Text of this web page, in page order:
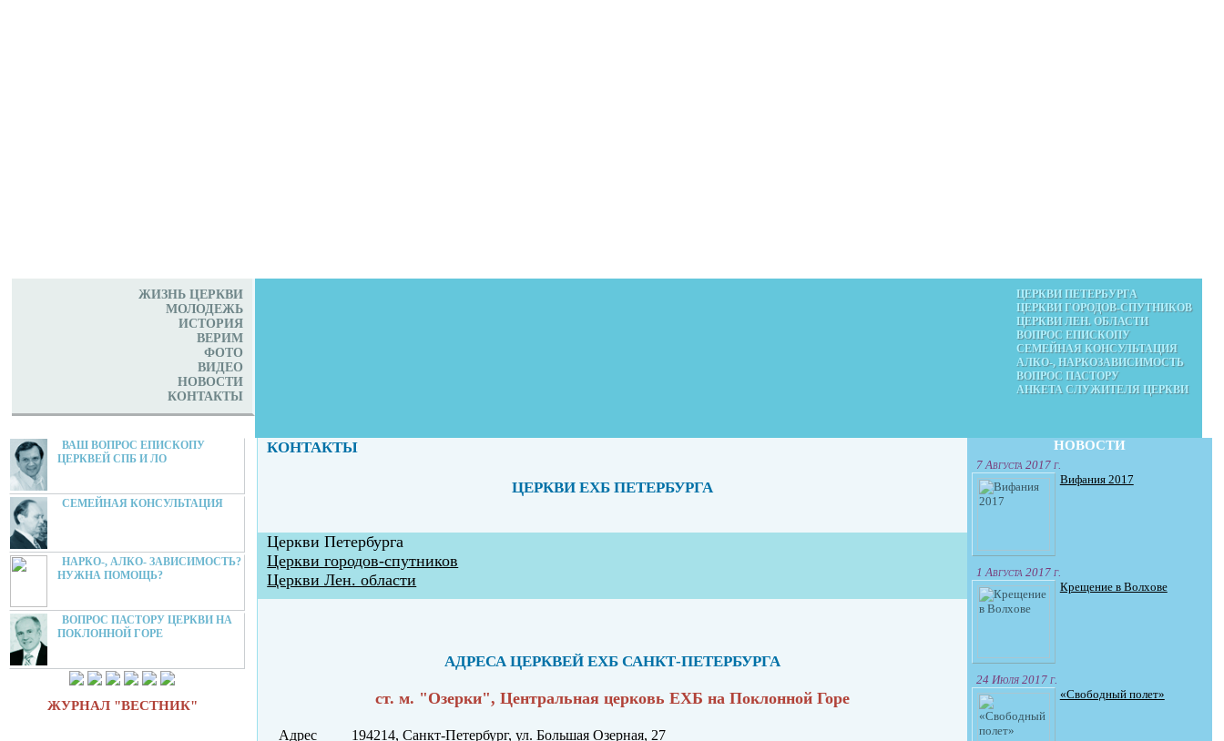
ЖИЗНЬ ЦЕРКВИ
МОЛОДЕЖЬ
ИСТОРИЯ
ВЕРИМ
ФОТО
ВИДЕО
НОВОСТИ
КОНТАКТЫ
ЦЕРКВИ ПЕТЕРБУРГА
ЦЕРКВИ ГОРОДОВ-СПУТНИКОВ
ЦЕРКВИ ЛЕН. ОБЛАСТИ
ВОПРОС ЕПИСКОПУ
СЕМЕЙНАЯ КОНСУЛЬТАЦИЯ
АЛКО-, НАРКОЗАВИСИМОСТЬ
ВОПРОС ПАСТОРУ
АНКЕТА СЛУЖИТЕЛЯ ЦЕРКВИ
ВАШ ВОПРОС ЕПИСКОПУ
ЦЕРКВЕЙ СПБ И ЛО
СЕМЕЙНАЯ КОНСУЛЬТАЦИЯ
НАРКО-, АЛКО- ЗАВИСИМОСТЬ?
НУЖНА ПОМОЩЬ?
ВОПРОС ПАСТОРУ ЦЕРКВИ НА
ПОКЛОННОЙ ГОРЕ
ЖУРНАЛ "ВЕСТНИК"
КОНТАКТЫ
ЦЕРКВИ ЕХБ ПЕТЕРБУРГА
Церкви Петербурга
Церкви городов-спутников
Церкви Лен. области
АДРЕСА ЦЕРКВЕЙ ЕХБ САНКТ-ПЕТЕРБУРГА
ст. м. "Озерки", Центральная церковь ЕХБ на Поклонной Горе
Адрес 194214, Санкт-Петербург, ул. Большая Озерная, 27
НОВОСТИ
7 Августа 2017 г.
Вифания 2017
1 Августа 2017 г.
Крещение в Волхове
24 Июля 2017 г.
«Свободный полет»